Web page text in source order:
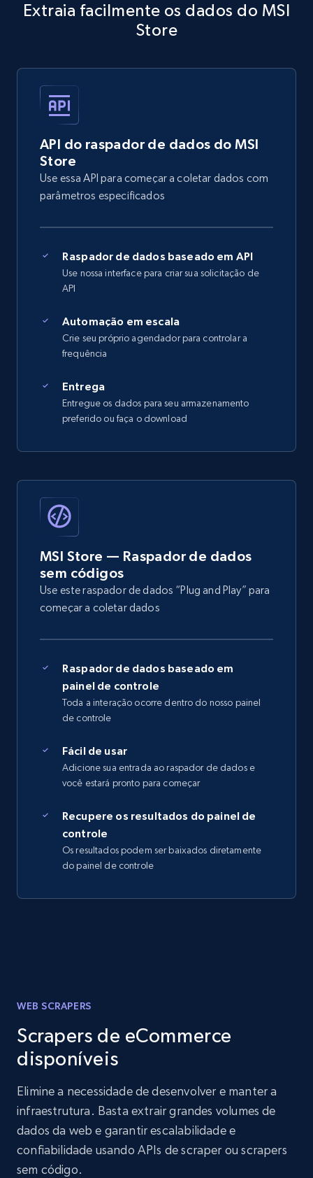
Extraia facilmente os dados do MSI
Store
API do raspador de dados do MSI
Store
Use essa API para começar a coletar dados com
parâmetros especificados
Raspador de dados baseado em API
Use nossa interface para criar sua solicitação de
API
Automação em escala
Crie seu próprio agendador para controlar a
frequência
Entrega
Entregue os dados para seu armazenamento
preferido ou faça o download
MSI Store — Raspador de dados
sem códigos
Use este raspador de dados “Plug and Play” para
começar a coletar dados
Raspador de dados baseado em
painel de controle
Toda a interação ocorre dentro do nosso painel
de controle
Fácil de usar
Adicione sua entrada ao raspador de dados e
você estará pronto para começar
Recupere os resultados do painel de
controle
Os resultados podem ser baixados diretamente
do painel de controle
WEB SCRAPERS
Scrapers de eCommerce
disponíveis
Elimine a necessidade de desenvolver e manter a
infraestrutura. Basta extrair grandes volumes de
dados da web e garantir escalabilidade e
confiabilidade usando APIs de scraper ou scrapers
sem código.